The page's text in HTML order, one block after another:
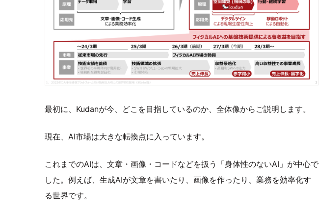
最初に、Kudanが今、どこを目指しているのか、全体像からご説明します。
現在、AI市場は大きな転換点に入っています。
これまでのAIは、文章・画像・コードなどを扱う「身体性のないAI」が中心で
した。例えば、生成AIが文章を書いたり、画像を作ったり、業務を効率化す
る世界です。